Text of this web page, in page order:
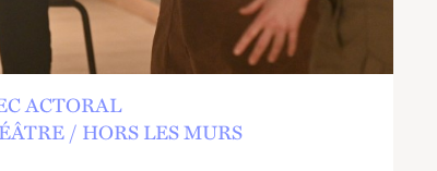
ACTORAL
HORS LES MURS